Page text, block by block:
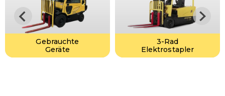
Gebrauchte
Geräte
3-Rad
Elektrostapler